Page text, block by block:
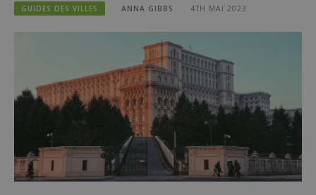
GUIDES DES VILLES ANNA GIBBS 4TH MAI 2023